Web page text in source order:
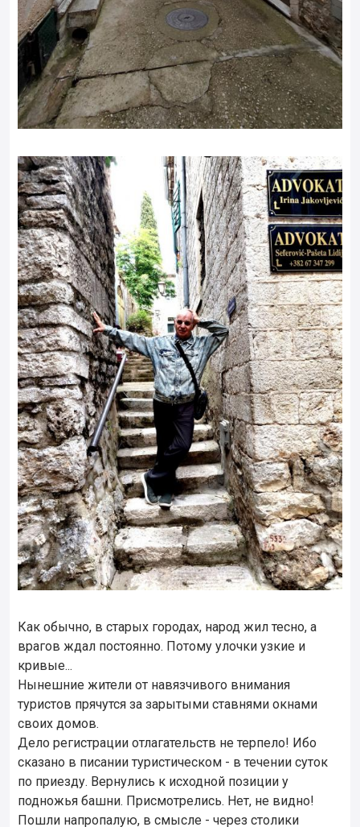
Как обычно, в старых городах, народ жил тесно, а
врагов ждал постоянно. Потому улочки узкие и
кривые...
Нынешние жители от навязчивого внимания
туристов прячутся за зарытыми ставнями окнами
своих домов.
Дело регистрации отлагательств не терпело! Ибо
сказано в писании туристическом - в течении суток
по приезду. Вернулись к исходной позиции у
подножья башни. Присмотрелись. Нет, не видно!
Пошли напропалую, в смысле - через столики